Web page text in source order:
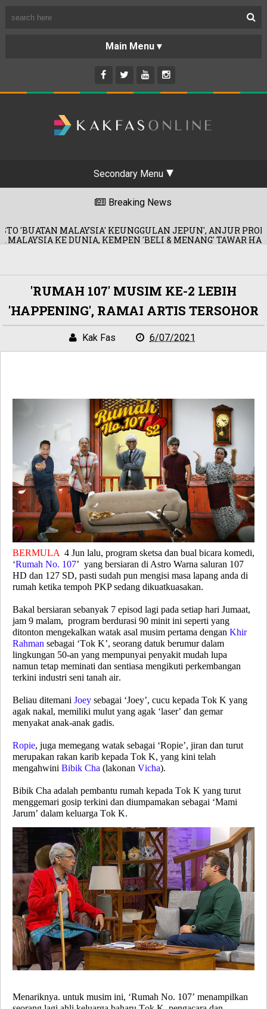
Secondary Menu
Breaking News
KEUNGGULAN JEPUN', ANJUR PROMOSI MERDEKA!
KEMPEN 'BELI & MENANG' TAWAR HADIAH KERETA!
'RUMAH 107' MUSIM KE-2 LEBIH
'HAPPENING', RAMAI ARTIS TERSOHOR
Kak Fas 6/07/2021
BERMULA 4 Jun lalu, program sketsa dan bual bicara komedi,
‘Rumah No. 107’ yang bersiaran di Astro Warna saluran 107
HD dan 127 SD, pasti sudah pun mengisi masa lapang anda di
rumah ketika tempoh PKP sedang dikuatkuasakan.
Bakal bersiaran sebanyak 7 episod lagi pada setiap hari Jumaat,
jam 9 malam, program berdurasi 90 minit ini seperti yang
ditonton mengekalkan watak asal musim pertama dengan Khir
Rahman sebagai ‘Tok K’, seorang datuk berumur dalam
lingkungan 50-an yang mempunyai penyakit mudah lupa
namun tetap meminati dan sentiasa mengikuti perkembangan
terkini industri seni tanah air.
Beliau ditemani Joey sebagai ‘Joey’, cucu kepada Tok K yang
agak nakal, memiliki mulut yang agak ‘laser’ dan gemar
menyakat anak-anak gadis.
Ropie, juga memegang watak sebagai ‘Ropie’, jiran dan turut
merupakan rakan karib kepada Tok K, yang kini telah
mengahwini Bibik Cha (lakonan Vicha).
Bibik Cha adalah pembantu rumah kepada Tok K yang turut
menggemari gosip terkini dan diumpamakan sebagai ‘Mami
Jarum’ dalam keluarga Tok K.
Menariknya. untuk musim ini, ‘Rumah No. 107’ menampilkan